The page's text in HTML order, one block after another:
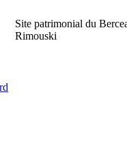
Site patrimonial du
Rimouski